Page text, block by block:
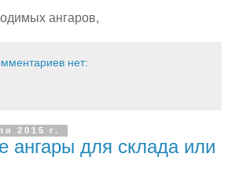
ангаров,
нет:
2015 г.
ангары для склада или